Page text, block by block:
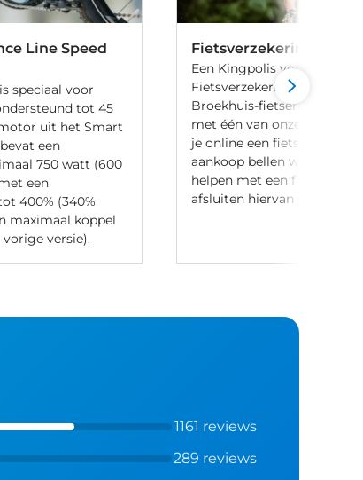
Line Speed
speciaal voor
tot 45
uit het Smart
een
750 watt (600
een
400% (340%
maximaal koppel
versie).
Fietsverzekering
Een Kingpolis voor
Fietsverzekering sluit je af
Broekhuis-fietsenwinkels
met één van onze
je online een fiets bij
aankoop bellen we je altijd
helpen met een
afsluiten hiervan is niet
1161 reviews
289 reviews